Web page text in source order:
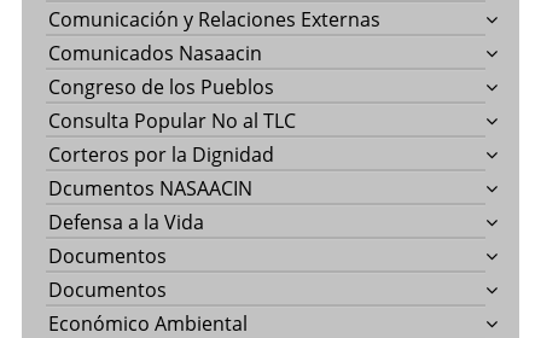
Comunicación y Relaciones Externas
Comunicados Nasaacin
Congreso de los Pueblos
Consulta Popular No al TLC
Corteros por la Dignidad
Dcumentos NASAACIN
Defensa a la Vida
Documentos
Documentos
Económico Ambiental